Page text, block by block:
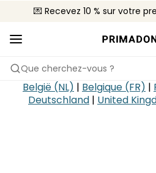
💌 Recevez 10 % sur votre
🚚 Livraison gratuite
📦 Retours
Que cherchez-vous ?
België (NL) | Belgique (FR) |
Deutschland | United